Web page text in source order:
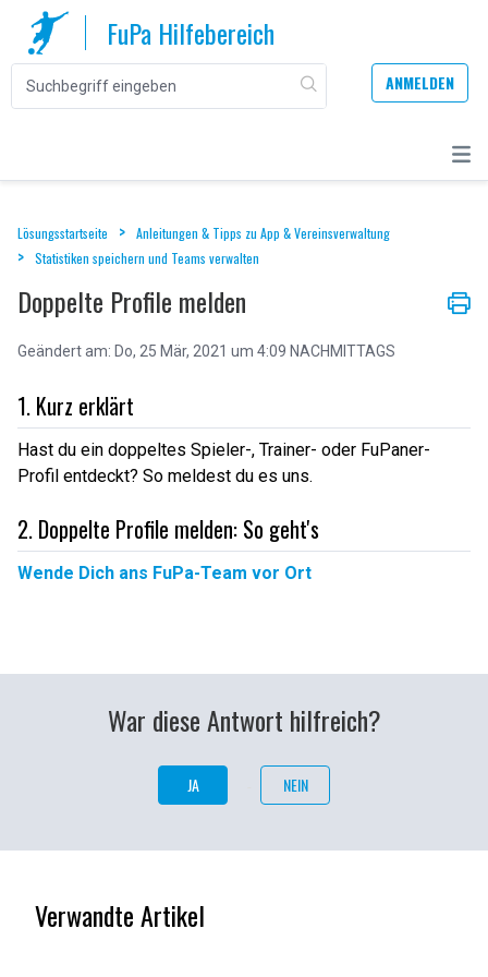
FuPa Hilfebereich
ANMELDEN
Lösungsstartseite
Anleitungen & Tipps zu App & Vereinsverwaltung
Statistiken speichern und Teams verwalten
Doppelte Profile melden
Geändert am: Do, 25 Mär, 2021 um 4:09 NACHMITTAGS
1. Kurz erklärt
Hast du ein doppeltes Spieler-, Trainer- oder FuPaner-
Profil entdeckt? So meldest du es uns.
2. Doppelte Profile melden: So geht's
Wende Dich ans FuPa-Team vor Ort
War diese Antwort hilfreich?
JA NEIN
Verwandte Artikel